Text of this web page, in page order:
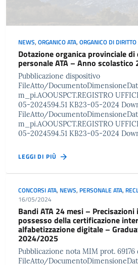
NEWS, ORGANICO ATA, ORGANICO DI DIRITTO
Dotazione organica provinciale
personale ATA – Anno
Pubblicazione dispositivo
FileAtto/
m_pi.AOOUSPCT.REGISTRO
05-2024594.51 KB23-05-2024
FileAtto/
m_pi.AOOUSPCT.REGISTRO
05-2024594.51 KB23-05-2024
LEGGI DI PIÙ
CONCORSI ATA, NEWS, PERSONALE ATA,
16/05/2024
Bandi ATA 24 mesi –
possesso della certificazione
alfabetizzazione digitale –
2024/2025
Pubblicazione nota MIM prot.
FileAtto/